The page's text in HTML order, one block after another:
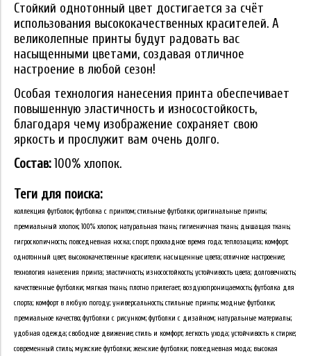
Стойкий однотонный цвет достигается за счёт
использования высококачественных красителей. А
великолепные принты будут радовать вас
насыщенными цветами, создавая отличное
настроение в любой сезон!
Особая технология нанесения принта обеспечивает
повышенную эластичность и износостойкость,
благодаря чему изображение сохраняет свою
яркость и прослужит вам очень долго.
Состав:100% хлопок.
Теги для поиска:
коллекция футболок; футболка с принтом; стильные футболки; оригинальные принты;
премиальный хлопок; 100% хлопок; натуральная ткань; гигиеничная ткань; дышащая ткань;
гигроскопичность; повседневная носка; спорт; прохладное время года; теплозащита; комфорт;
однотонный цвет; высококачественные красители; насыщенные цвета; отличное настроение;
технология нанесения принта; эластичность; износостойкость; устойчивость цвета; долговечность;
качественные футболки; мягкая ткань; плотно прилегает; воздухопроницаемость; футболка для
спорта; комфорт в любую погоду; универсальность; стильные принты; модные футболки;
премиальное качество; футболки с рисунком; футболки с дизайном; натуральные материалы;
удобная одежда; свободное движение; стиль и комфорт; легкость ухода; устойчивость к стирке;
современный стиль; мужские футболки; женские футболки; повседневная мода; высокая